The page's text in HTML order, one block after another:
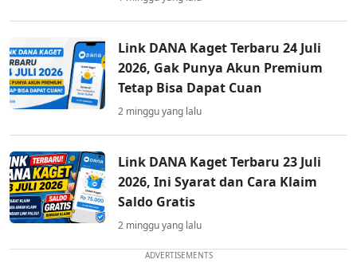
Link DANA Kaget Terbaru 24 Juli
2026, Gak Punya Akun Premium
Tetap Bisa Dapat Cuan
2 minggu yang lalu
Link DANA Kaget Terbaru 23 Juli
2026, Ini Syarat dan Cara Klaim
Saldo Gratis
2 minggu yang lalu
ADVERTISEMENTS